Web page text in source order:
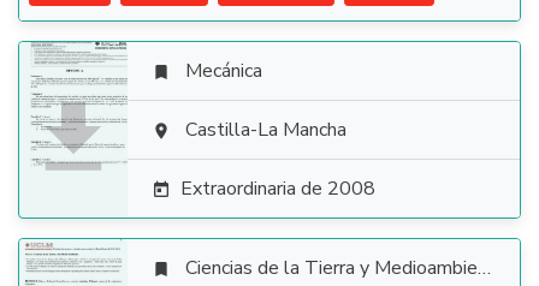

 Mecánica
 Castilla-La Mancha
 Extraordinaria de 2008
 Ciencias de la Tierra y Medioambientales